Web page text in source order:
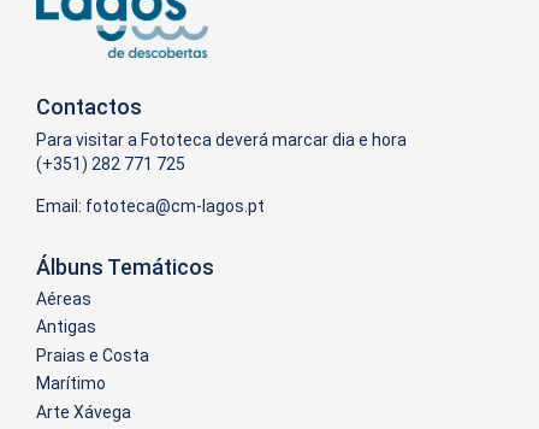
Contactos
Para visitar a Fototeca deverá marcar dia e hora
(+351) 282 771 725
Email:
Álbuns Temáticos
Aéreas
Antigas
Praias e Costa
Marítimo
Arte Xávega